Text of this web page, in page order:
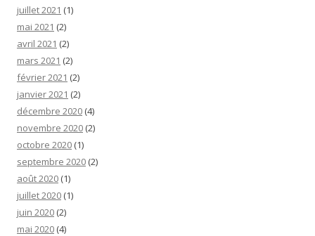
juillet 2021 (1)
mai 2021 (2)
avril 2021 (2)
mars 2021 (2)
février 2021 (2)
janvier 2021 (2)
décembre 2020 (4)
novembre 2020 (2)
octobre 2020 (1)
septembre 2020 (2)
août 2020 (1)
juillet 2020 (1)
juin 2020 (2)
mai 2020 (4)